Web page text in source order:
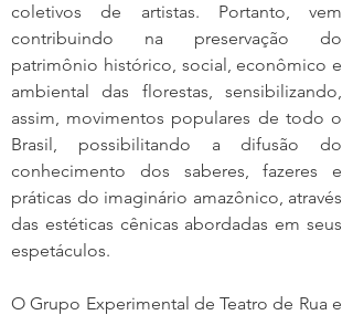
coletivos de artistas. Portanto, vem
contribuindo na preservação do
patrimônio histórico, social, econômico e
ambiental das florestas, sensibilizando,
assim, movimentos populares de todo o
Brasil, possibilitando a difusão do
conhecimento dos saberes, fazeres e
práticas do imaginário amazônico, através
das estéticas cênicas abordadas em seus
espetáculos.
O Grupo Experimental de Teatro de Rua e